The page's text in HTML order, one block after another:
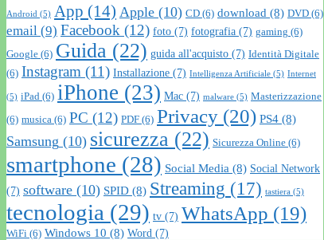
Android (5) App (14) Apple (10) CD (6) download (8) DVD (6)
email (9) Facebook (12) foto (7) fotografia (7) gaming (6)
Google (6) Guida (22) guida all'acquisto (7) Identità Digitale
(6) Instagram (11) Installazione (7) Intelligenza Artificiale (5) Internet
(5) iPad (6) iPhone (23) Mac (7) malware (5) Masterizzazione
(6) musica (6) PC (12) PDF (6) Privacy (20) PS4 (8)
Samsung (10) sicurezza (22) Sicurezza Online (6)
smartphone (28) Social Media (8) Social Network
(7) software (10) SPID (8) Streaming (17) tastiera (5)
tecnologia (29) tv (7) WhatsApp (19)
WiFi (6) Windows 10 (8) Word (7)